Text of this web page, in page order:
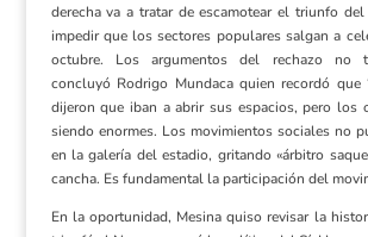
derecha va a tratar de escamotear el triunfo
impedir que los sectores populares salgan a
octubre. Los argumentos del rechazo no
concluyó Rodrigo Mundaca quien recordó que
dijeron que iban a abrir sus espacios, pero los
siendo enormes. Los movimientos sociales no
en la galería del estadio, gritando «árbitro
cancha. Es fundamental la participación del
En la oportunidad, Mesina quiso revisar la